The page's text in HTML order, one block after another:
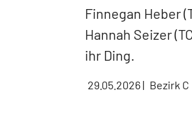
Finnegan Heber
Hannah Seizer
ihr Ding.
29.05.2026| Bezirk C